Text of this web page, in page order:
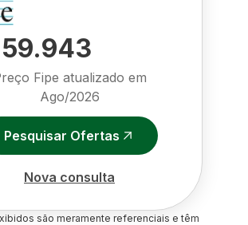
59.943
Fipe atualizado em
Ago/2026
Pesquisar Ofertas
Nova consulta
são meramente referenciais e têm